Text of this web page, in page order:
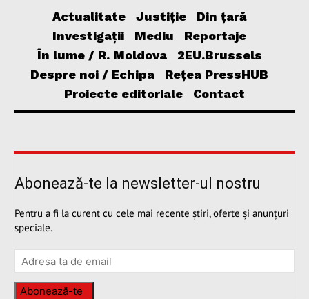
Actualitate Justiție
Din țară
Investigații
Mediu
Reportaje
În lume / R. Moldova
2EU.Brussels
Despre noi / Echipa
Rețea PressHUB
Proiecte editoriale
Contact
Abonează-te la newsletter-ul nostru
Pentru a fi la curent cu cele mai recente știri, oferte și anunțuri
speciale.
Abonează-te